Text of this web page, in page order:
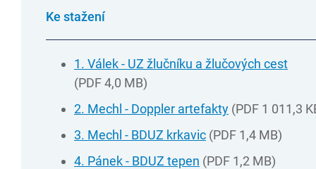
Ke stažení
1. Válek - UZ žlučníku a žlučových cest
(PDF 4,0 MB)
2. Mechl - Doppler artefakty (PDF 1 011,3
3. Mechl - BDUZ krkavic (PDF 1,4 MB)
4. Pánek - BDUZ tepen (PDF 1,2 MB)